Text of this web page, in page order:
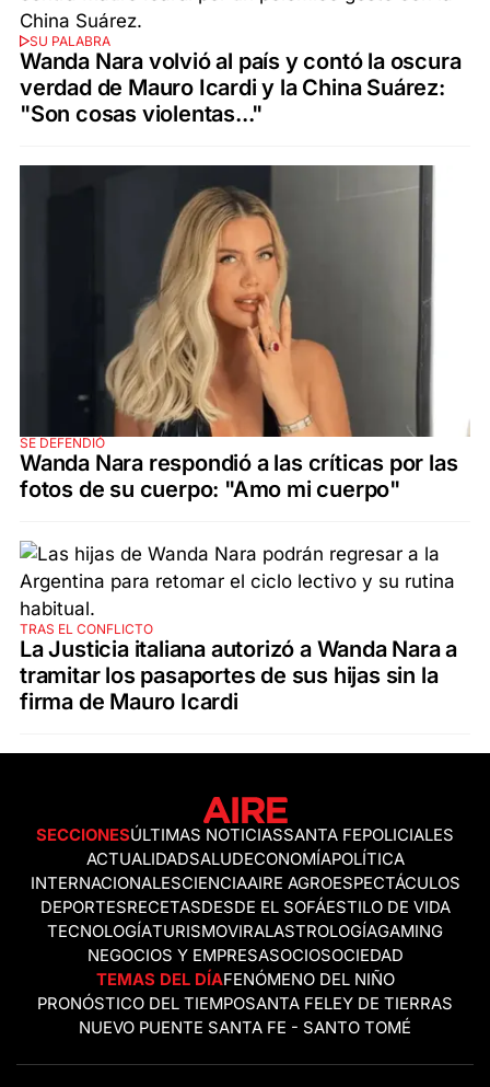
SU PALABRA
Wanda Nara volvió al país y contó la oscura
verdad de Mauro Icardi y la China Suárez:
"Son cosas violentas..."
SE DEFENDIÓ
Wanda Nara respondió a las críticas por las
fotos de su cuerpo: "Amo mi cuerpo"
TRAS EL CONFLICTO
La Justicia italiana autorizó a Wanda Nara a
tramitar los pasaportes de sus hijas sin la
firma de Mauro Icardi
SECCIONESÚLTIMAS NOTICIASSANTA FEPOLICIALES
ACTUALIDADSALUDECONOMÍAPOLÍTICA
INTERNACIONALESCIENCIAAIRE AGROESPECTÁCULOS
DEPORTESRECETASDESDE EL SOFÁESTILO DE VIDA
TECNOLOGÍATURISMOVIRALASTROLOGÍAGAMING
NEGOCIOS Y EMPRESASOCIOSOCIEDAD
TEMAS DEL DÍAFENÓMENO DEL NIÑO
PRONÓSTICO DEL TIEMPOSANTA FELEY DE TIERRAS
NUEVO PUENTE SANTA FE - SANTO TOMÉ